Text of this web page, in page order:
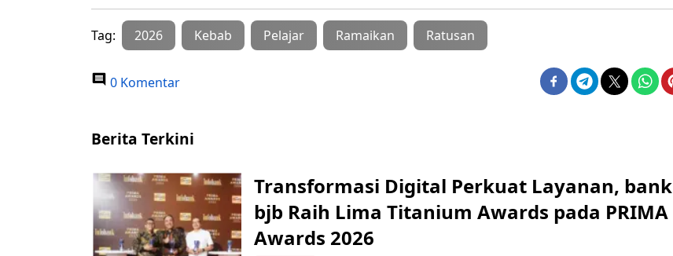
Tag: 2026 Kebab Pelajar Ramaikan Ratusan
0 Komentar
Berita Terkini
Transformasi Digital Perkuat Layanan, bank
bjb Raih Lima Titanium Awards pada PRIMA
Awards 2026